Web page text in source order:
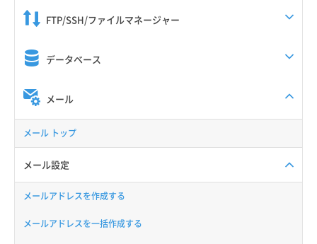
FTP/SSH/ファイルマネージャー
データベース
メール
メール トップ
メール設定
メールアドレスを作成する
メールアドレスを一括作成する